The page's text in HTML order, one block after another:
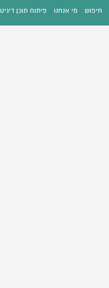
חיפוש מי אנחנו פיתוח תוכן